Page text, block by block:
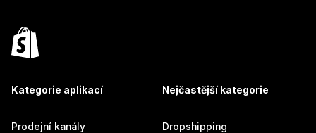
Kategorie aplikací
Prodejní kanály
Nejčastější kategorie
Dropshipping